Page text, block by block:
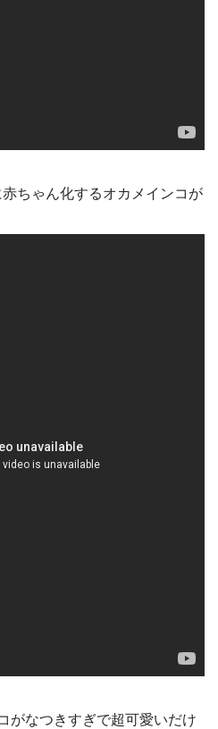
ちゃん化するオカメインコが
がなつきすぎで超可愛いだけ